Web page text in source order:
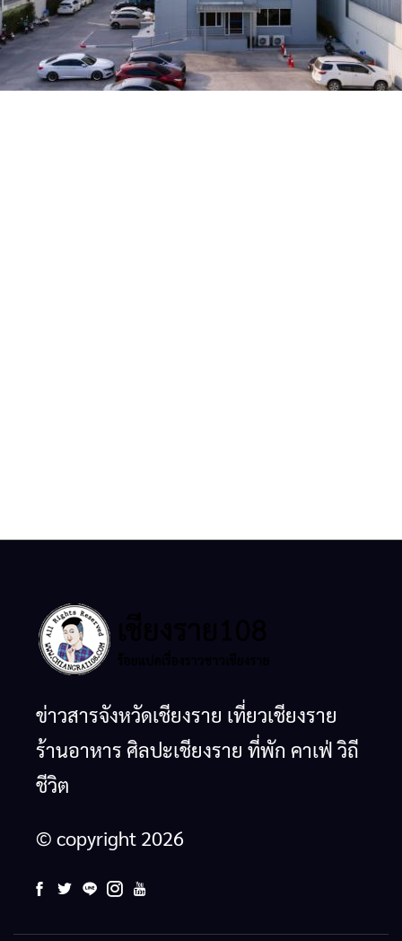
ข่าวสารจังหวัดเชียงราย เที่ยวเชียงราย
ร้านอาหาร ศิลปะเชียงราย ที่พัก คาเฟ่ วิถี
ชีวิต
© copyright 2026